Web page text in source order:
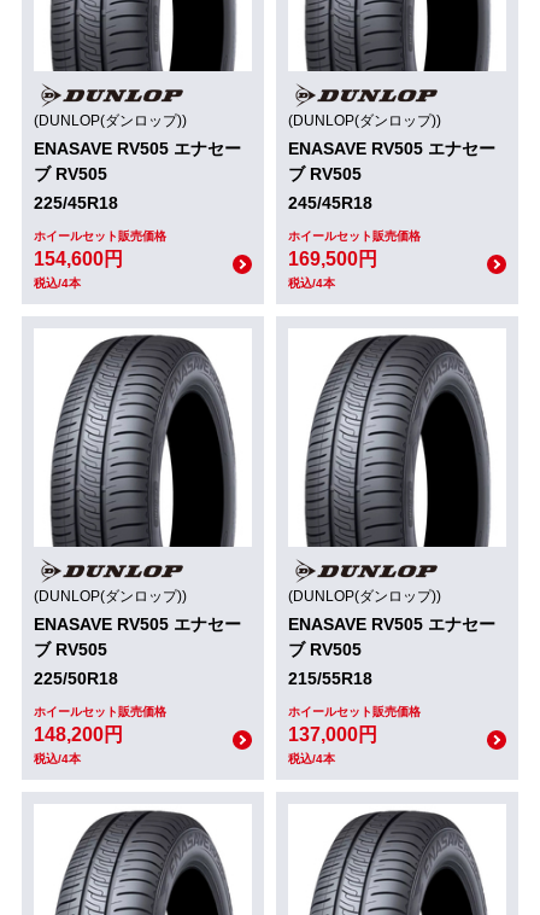
(DUNLOP(ダンロップ))
ENASAVE RV505 エナセー
ブ RV505
225/45R18
ホイールセット販売価格
154,600円
税込/4本
(DUNLOP(ダンロップ))
ENASAVE RV505 エナセー
ブ RV505
245/45R18
ホイールセット販売価格
169,500円
税込/4本
(DUNLOP(ダンロップ))
ENASAVE RV505 エナセー
ブ RV505
225/50R18
ホイールセット販売価格
148,200円
税込/4本
(DUNLOP(ダンロップ))
ENASAVE RV505 エナセー
ブ RV505
215/55R18
ホイールセット販売価格
137,000円
税込/4本